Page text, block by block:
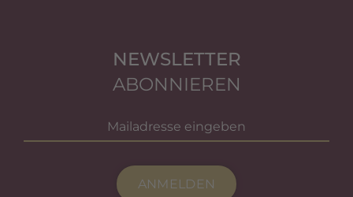
NEWSLETTER
ABONNIEREN
ANMELDEN